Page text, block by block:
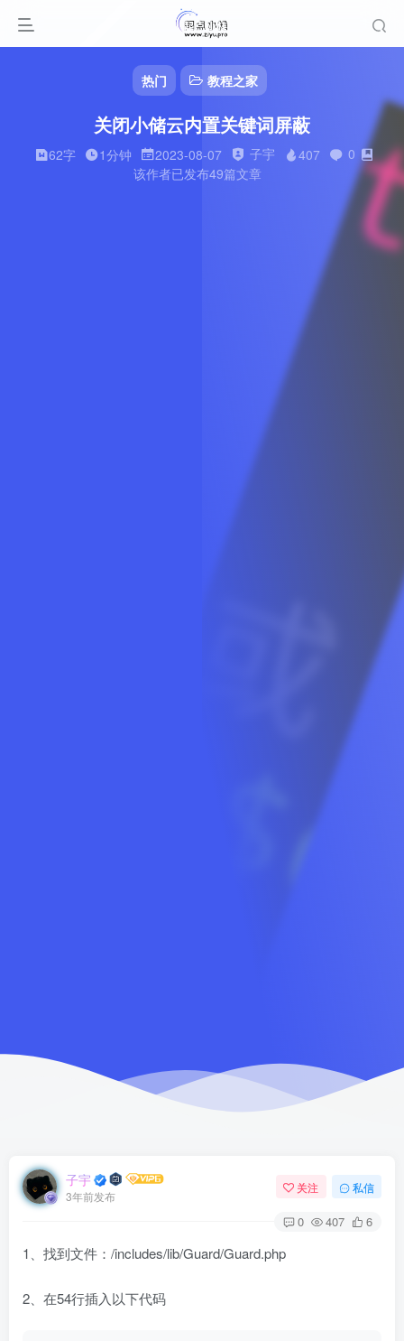
热门 教程之家
关闭小储云内置关键词屏蔽
62字 1分钟 2023-08-07 子宇 407
0
该作者已发布49篇文章
子宇
3年前发布
关注 私信
0 407 6
1、找到文件：/includes/lib/Guard/Guard.php
2、在54行插入以下代码